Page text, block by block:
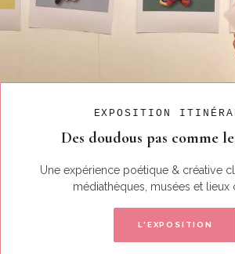
EXPOSITION
Des doudous pas comme
Une expérience poétique & créative
médiathèques, musées et lieux
L'EXPOSITION